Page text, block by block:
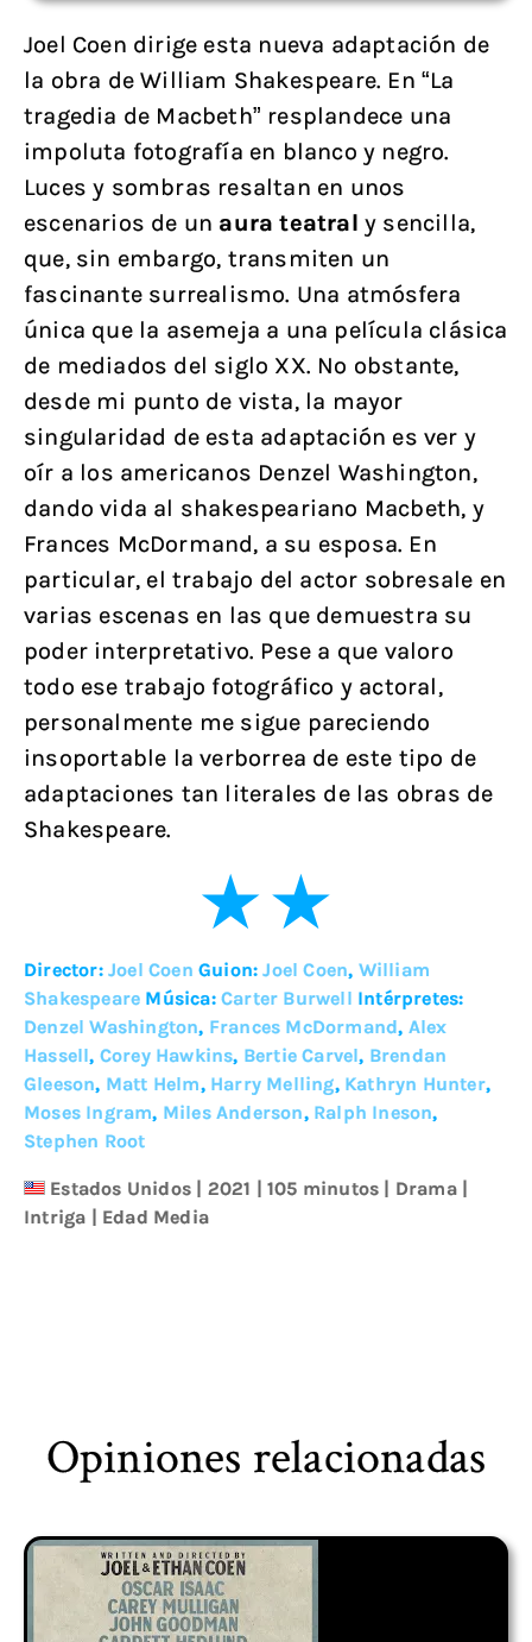
Joel Coen dirige esta nueva adaptación de
la obra de William Shakespeare. En “La
tragedia de Macbeth” resplandece una
impoluta fotografía en blanco y negro.
Luces y sombras resaltan en unos
escenarios de un aura teatral y sencilla,
que, sin embargo, transmiten un
fascinante surrealismo. Una atmósfera
única que la asemeja a una película clásica
de mediados del siglo XX. No obstante,
desde mi punto de vista, la mayor
singularidad de esta adaptación es ver y
oír a los americanos Denzel Washington,
dando vida al shakespeariano Macbeth, y
Frances McDormand, a su esposa. En
particular, el trabajo del actor sobresale en
varias escenas en las que demuestra su
poder interpretativo. Pese a que valoro
todo ese trabajo fotográfico y actoral,
personalmente me sigue pareciendo
insoportable la verborrea de este tipo de
adaptaciones tan literales de las obras de
Shakespeare.
Director: Joel Coen Guion:Joel Coen, William
Shakespeare Música:Carter Burwell Intérpretes:
Denzel Washington, Frances McDormand, Alex
Hassell, Corey Hawkins, Bertie Carvel, Brendan
Gleeson, Matt Helm, Harry Melling, Kathryn Hunter,
Moses Ingram, Miles Anderson, Ralph Ineson,
Stephen Root
Estados Unidos | 2021 | 105 minutos | Drama|
Intriga | Edad Media
Opiniones relacionadas